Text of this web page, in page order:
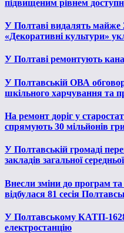
підвищеним рівнем
У Полтаві видалять майже
«Декоративні культури»
У Полтаві ремонтують
У Полтавській ОВА
шкільного харчування та
На ремонт доріг у
спрямують 30 мільйонів
У Полтавській громаді
закладів загальної
Внесли зміни до програм
відбулася 81 сесія
У Полтавському КАТП-
електростанцію